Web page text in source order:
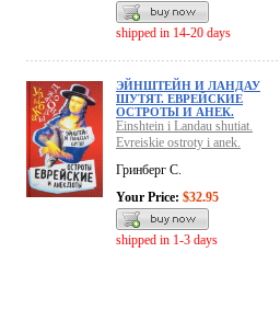
shipped in 14-20 days
ЭЙНШТЕЙН И ЛАНДАУ
ШУТЯТ. ЕВРЕЙСКИЕ
ОСТРОТЫ И АНЕК.
Einshtein i Landau shutiat.
Evreiskie ostroty i anek.
Гринберг С.
Your Price: $32.95
shipped in 1-3 days